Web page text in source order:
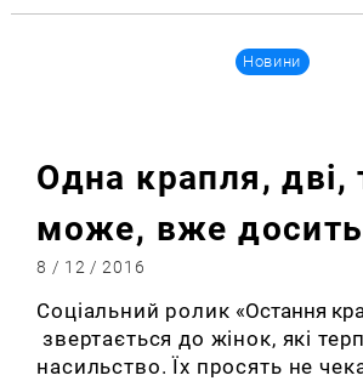
Новини
Одна крапля, дві,
може, вже
8 / 12 / 2016
Соціальний ролик «Остання
звертається до жінок, які
насильство. Їх просять не